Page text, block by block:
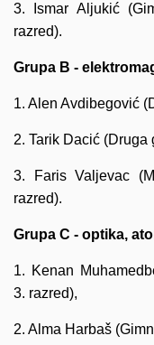
3. Ismar Aljukić
razred).
Grupa B -
1. Alen Avdibegović
2. Tarik Dacić
3. Faris Valjevac
razred).
Grupa C - optika,
1. Kenan
3. razred),
2. Alma Harbaš